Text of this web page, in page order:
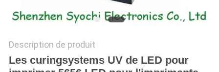
Description de produit
Les curingsystems UV de LED pour